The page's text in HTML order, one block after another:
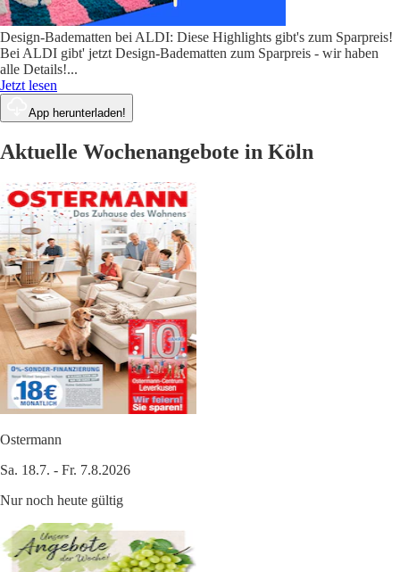
Design-Badematten bei ALDI: Diese Highlights gibt's zum Sparpreis!
Bei ALDI gibt' jetzt Design-Badematten zum Sparpreis - wir haben
alle Details!...
Jetzt lesen
App herunterladen!
Aktuelle Wochenangebote in Köln
Ostermann
Sa. 18.7. - Fr. 7.8.2026
Nur noch heute gültig